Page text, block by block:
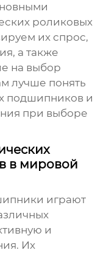
роликовых
их спрос,
а также
на выбор
лучше понять
подшипников и
при выборе
в мировой
играют
и
Их